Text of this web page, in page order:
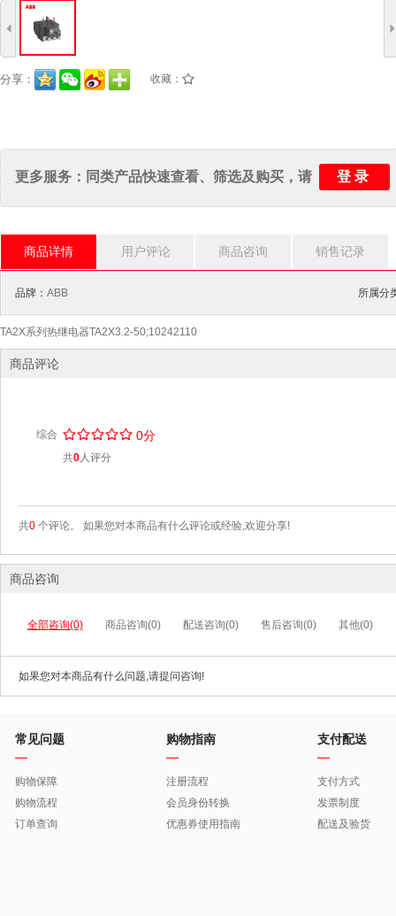
4
分享： 收藏： /
更多服务：同类产品快速查看、筛选及购买，请 登录
商品详情 用户评论 商品咨询 销售记录
品牌： ABB 所属分
TA2X系列热继电器TA2X3.2-50;10242110
商品评论
综合 /////
..... 0分
共0人评分
共0 个评论。 如果您对本商品有什么评论或经验,欢迎分享!
商品咨询
全部咨询(0) 商品咨询(0) 配送咨询(0) 售后咨询(0) 其他(0)
如果您对本商品有什么问题,请提问咨询!
常见问题
购物保障
购物流程
订单查询
购物指南
注册流程
会员身份转换
优惠券使用指南
支付配送
支付方式
发票制度
配送及验货